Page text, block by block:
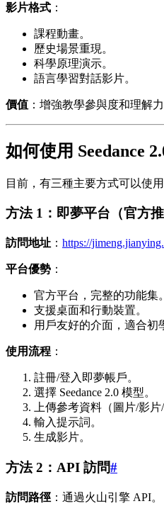
影片格式 ：
課程動畫。
歷史場景重現。
科學原理演示。
語言學習對話影片。
價值 ：增強教學參與度和理解
如何使用 Seedance
目前，有三種主要方式可以使用
方法 1：即夢平台（官方推
訪問地址 ： https://
平台優勢 ：
官方平台，完整的功能集。
支援桌面和行動裝置。
用戶友好的介面，適合初
使用流程 ：
註冊/登入即夢帳戶。
選擇 Seedance 2.0 模型。
上傳參考資料（圖片/影片/
輸入提示詞。
生成影片。
方法 2：API 訪問#
訪問路徑 ：通過火山引擎 API。